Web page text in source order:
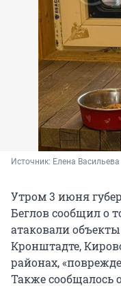
Источник: Елена Васильева
Утром 3 июня
Беглов сообщил о
атаковали
Кронштадте,
районах,
Также сообщалось